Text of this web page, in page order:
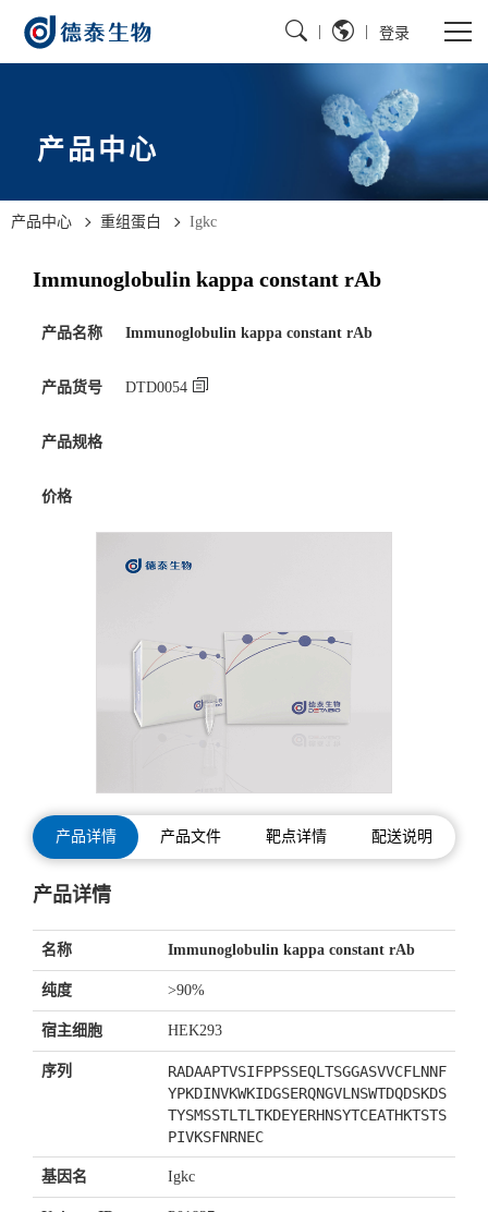
登录
产品中心
产品中心 重组蛋白 Igkc
Immunoglobulin kappa constant rAb
产品名称 Immunoglobulin kappa constant rAb
产品货号 DTD0054
产品规格
价格
产品详情 产品文件 靶点详情 配送说明
产品详情
名称 Immunoglobulin kappa constant rAb
纯度 >90%
宿主细胞 HEK293
序列
RADAAPTVSIFPPSSEQLTSGGASVVCFLNNF
YPKDINVKWKIDGSERQNGVLNSWTDQDSKDS
TYSMSSTLTLTKDEYERHNSYTCEATHKTSTS
PIVKSFNRNEC
基因名 Igkc